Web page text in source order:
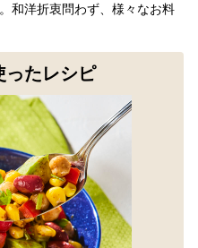
和洋折衷問わず、様々なお料
ったレシピ